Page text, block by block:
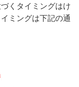
くタイミングはけ
ミングは下記の通